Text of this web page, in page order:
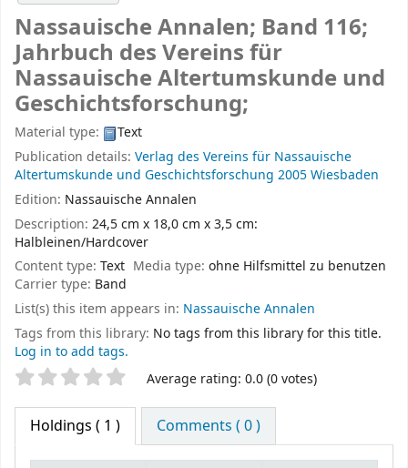
Nassauische Annalen; Band 116;
Jahrbuch des Vereins für
Nassauische Altertumskunde und
Geschichtsforschung;
Material type:
Text
Publication details: Verlag des Vereins für Nassauische
Altertumskunde und Geschichtsforschung 2005Wiesbaden
Edition: Nassauische Annalen
Description: 24,5 cm x 18,0 cm x 3,5 cm:
Halbleinen/Hardcover
Content type: Text Media type:ohne Hilfsmittel zu benutzen
Carrier type: Band
List(s) this item appears in: Nassauische Annalen
Tags from this library: No tags from this library for this title.
Log in to add tags.
Star ratings Average rating: 0.0 (0 votes)
Holdings ( 1 ) Comments ( 0 )